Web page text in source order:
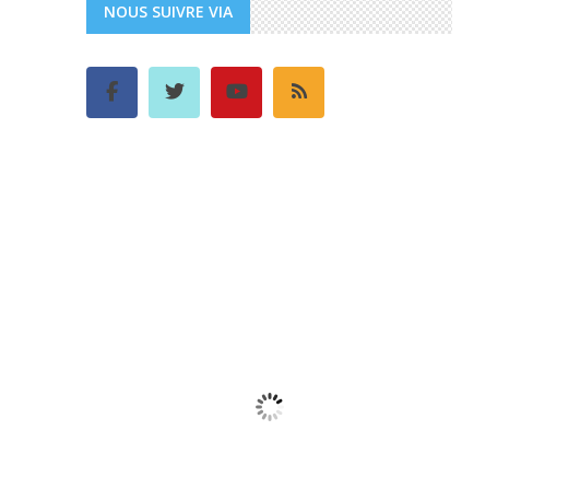
NOUS SUIVRE VIA
Sunrise: